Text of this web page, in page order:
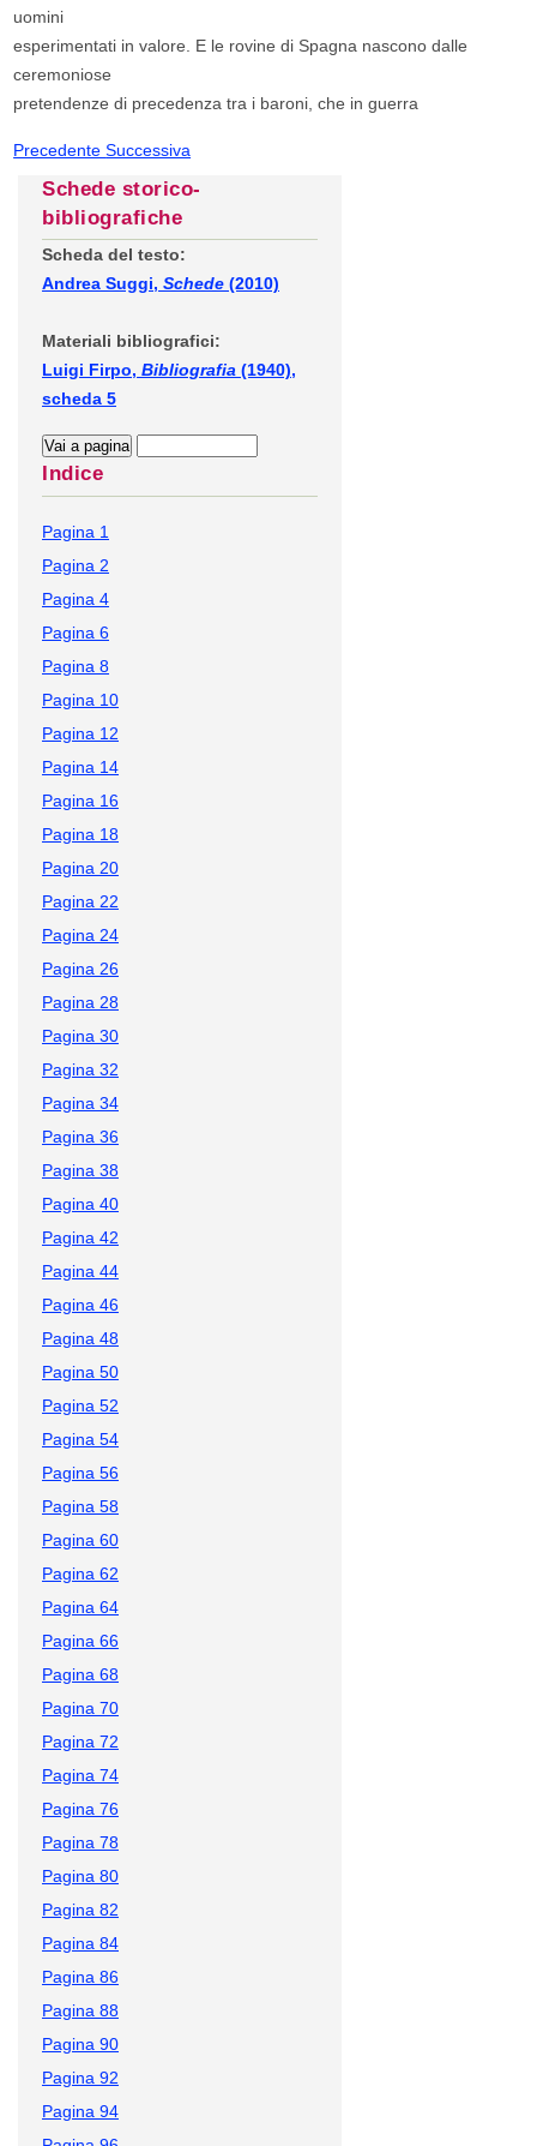
uomini
esperimentati in valore. E le rovine di Spagna nascono dalle
ceremoniose
pretendenze di precedenza tra i baroni, che in guerra
PrecedenteSuccessiva
Schede storico-
bibliografiche
Scheda del testo:
Andrea Suggi, Schede (2010)
Materiali bibliografici:
Luigi Firpo, Bibliografia (1940),
scheda 5
Indice
Pagina 1
Pagina 2
Pagina 4
Pagina 6
Pagina 8
Pagina 10
Pagina 12
Pagina 14
Pagina 16
Pagina 18
Pagina 20
Pagina 22
Pagina 24
Pagina 26
Pagina 28
Pagina 30
Pagina 32
Pagina 34
Pagina 36
Pagina 38
Pagina 40
Pagina 42
Pagina 44
Pagina 46
Pagina 48
Pagina 50
Pagina 52
Pagina 54
Pagina 56
Pagina 58
Pagina 60
Pagina 62
Pagina 64
Pagina 66
Pagina 68
Pagina 70
Pagina 72
Pagina 74
Pagina 76
Pagina 78
Pagina 80
Pagina 82
Pagina 84
Pagina 86
Pagina 88
Pagina 90
Pagina 92
Pagina 94